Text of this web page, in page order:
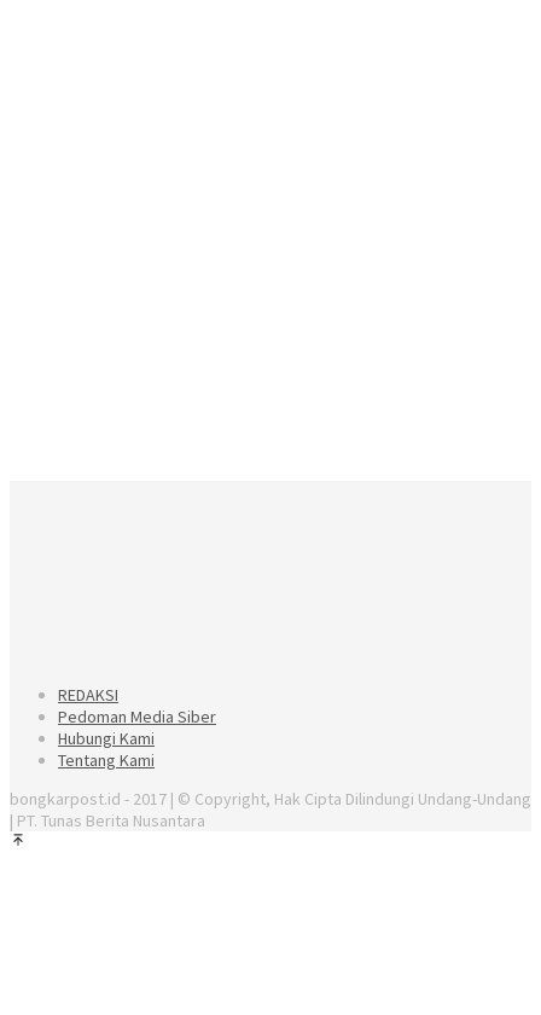
REDAKSI
Pedoman Media Siber
Hubungi Kami
Tentang Kami
bongkarpost.id - 2017 | © Copyright, Hak Cipta Dilindungi Undang-Undang
| PT. Tunas Berita Nusantara